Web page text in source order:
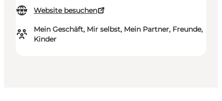
Website besuchen
Mein Geschäft, Mir selbst, Mein Partner, Freunde,
Kinder